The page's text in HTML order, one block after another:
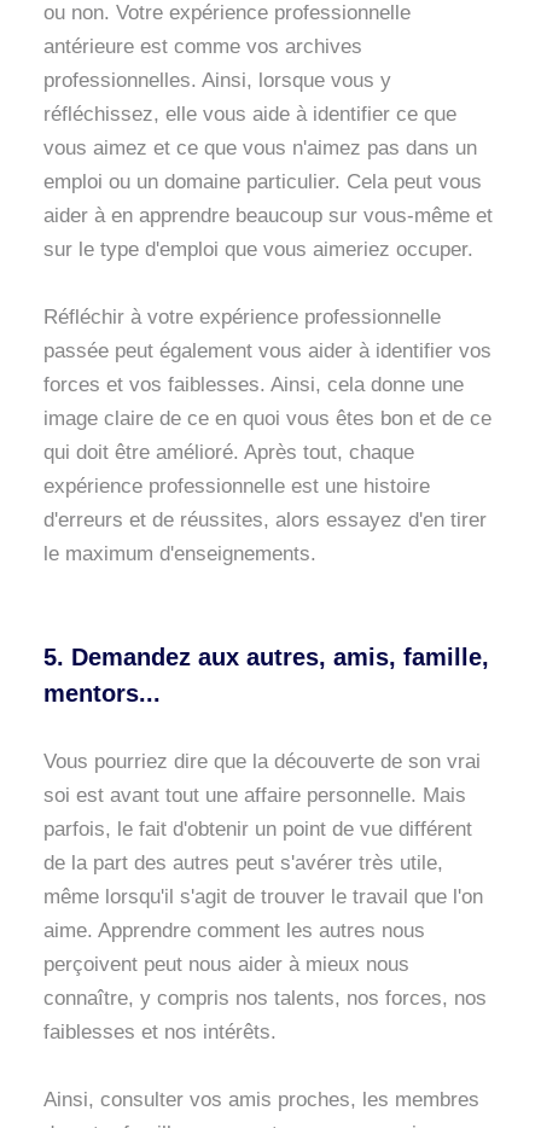
ou non. Votre expérience professionnelle
antérieure est comme vos archives
professionnelles. Ainsi, lorsque vous y
réfléchissez, elle vous aide à identifier ce que
vous aimez et ce que vous n'aimez pas dans un
emploi ou un domaine particulier. Cela peut vous
aider à en apprendre beaucoup sur vous-même et
sur le type d'emploi que vous aimeriez occuper.
Réfléchir à votre expérience professionnelle
passée peut également vous aider à identifier vos
forces et vos faiblesses. Ainsi, cela donne une
image claire de ce en quoi vous êtes bon et de ce
qui doit être amélioré. Après tout, chaque
expérience professionnelle est une histoire
d'erreurs et de réussites, alors essayez d'en tirer
le maximum d'enseignements.
5. Demandez aux autres, amis, famille,
mentors...
Vous pourriez dire que la découverte de son vrai
soi est avant tout une affaire personnelle. Mais
parfois, le fait d'obtenir un point de vue différent
de la part des autres peut s'avérer très utile,
même lorsqu'il s'agit de trouver le travail que l'on
aime. Apprendre comment les autres nous
perçoivent peut nous aider à mieux nous
connaître, y compris nos talents, nos forces, nos
faiblesses et nos intérêts.
Ainsi, consulter vos amis proches, les membres